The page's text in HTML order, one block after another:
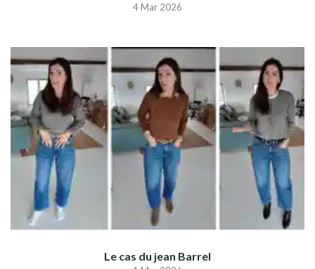
4 Mar 2026
Le cas du jean Barrel